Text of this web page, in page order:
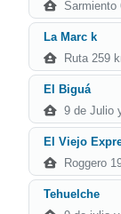
Sarmiento
La Marc k
Ruta 259
El Biguá
9 de Julio
El Viejo
Roggero
Tehuelche